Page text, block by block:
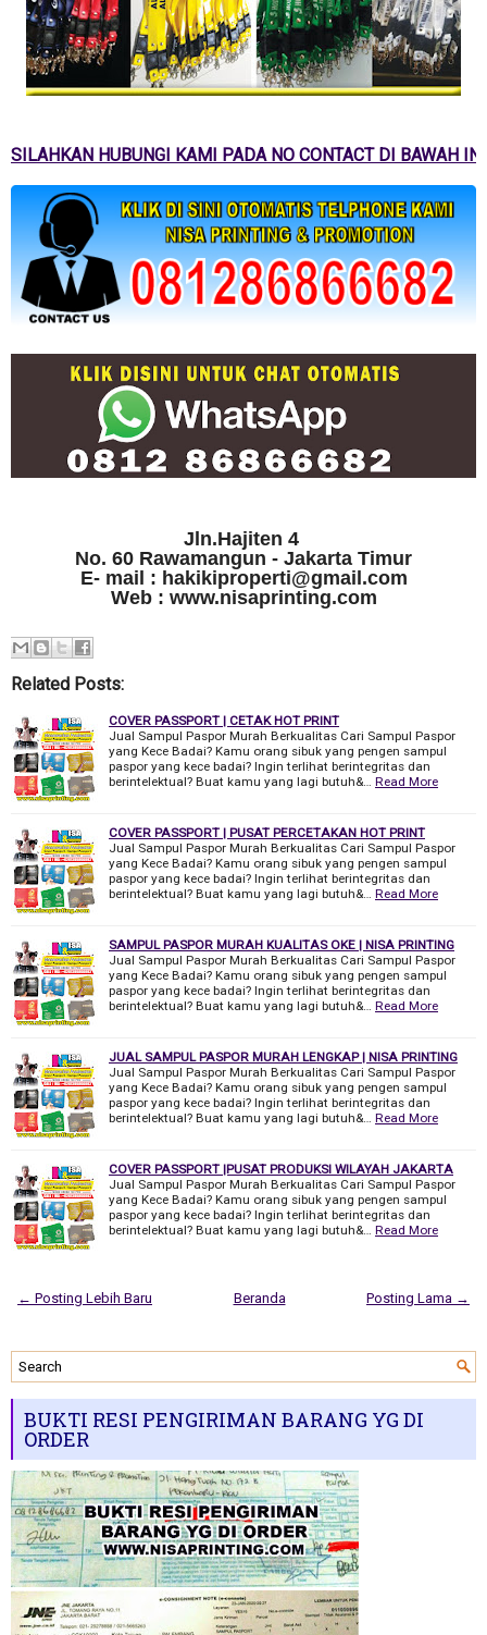
SILAHKAN HUBUNGI KAMI PADA NO CONTACT DI BAWAH INI
Jln.Hajiten 4
No. 60 Rawamangun - Jakarta Timur
E- mail : hakikiproperti@gmail.com
Web : www.nisaprinting.com
Related Posts:
COVER PASSPORT | CETAK HOT PRINT
Jual Sampul Paspor Murah Berkualitas Cari Sampul Paspor
yang Kece Badai? Kamu orang sibuk yang pengen sampul
paspor yang kece badai? Ingin terlihat berintegritas dan
berintelektual? Buat kamu yang lagi butuh&…
Read More
COVER PASSPORT | PUSAT PERCETAKAN HOT PRINT
Jual Sampul Paspor Murah Berkualitas Cari Sampul Paspor
yang Kece Badai? Kamu orang sibuk yang pengen sampul
paspor yang kece badai? Ingin terlihat berintegritas dan
berintelektual? Buat kamu yang lagi butuh&…
Read More
SAMPUL PASPOR MURAH KUALITAS OKE | NISA PRINTING
Jual Sampul Paspor Murah Berkualitas Cari Sampul Paspor
yang Kece Badai? Kamu orang sibuk yang pengen sampul
paspor yang kece badai? Ingin terlihat berintegritas dan
berintelektual? Buat kamu yang lagi butuh&…
Read More
JUAL SAMPUL PASPOR MURAH LENGKAP | NISA PRINTING
Jual Sampul Paspor Murah Berkualitas Cari Sampul Paspor
yang Kece Badai? Kamu orang sibuk yang pengen sampul
paspor yang kece badai? Ingin terlihat berintegritas dan
berintelektual? Buat kamu yang lagi butuh&…
Read More
COVER PASSPORT |PUSAT PRODUKSI WILAYAH JAKARTA
Jual Sampul Paspor Murah Berkualitas Cari Sampul Paspor
yang Kece Badai? Kamu orang sibuk yang pengen sampul
paspor yang kece badai? Ingin terlihat berintegritas dan
berintelektual? Buat kamu yang lagi butuh&…
Read More
← Posting Lebih Baru Posting Lama →
Beranda
BUKTI RESI PENGIRIMAN BARANG YG DI
ORDER